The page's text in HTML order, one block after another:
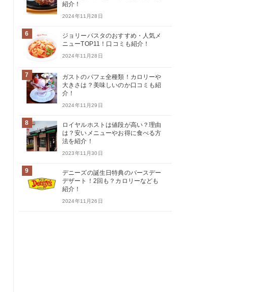
紹介！
2024年11月28日
6
ジョリーパスタのおすすめ・人気メ
ニューTOP11！口コミも紹介！
2024年11月28日
7
ガストのパフェ全種類！カロリーや
大きさは？美味しいのか口コミも紹
介！
2024年11月29日
8
ロイヤルホストは値段が高い？理由
は？安いメニューやお得に食べる方
法を紹介！
2023年11月30日
9
デニーズの誕生日特典のバースデー
デザート！2回も？カロリーなども
紹介！
2024年11月26日